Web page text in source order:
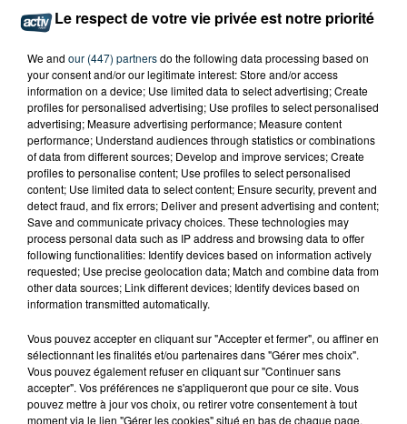
RN488 : LES TRAVAUX SONT TERMINÉS, APRÈS
4 MOIS DE GALÈRE
Le respect de votre vie privée est notre priorité
We and our (447) partnersdo the following data processing based on
your consent and/or our legitimate interest: Store and/or access
information on a device; Use limited data to select advertising; Create
profiles for personalised advertising; Use profiles to select personalised
advertising; Measure advertising performance; Measure content
performance; Understand audiences through statistics or combinations
of data from different sources; Develop and improve services; Create
profiles to personalise content; Use profiles to select personalised
content; Use limited data to select content; Ensure security, prevent and
detect fraud, and fix errors; Deliver and present advertising and content;
Save and communicate privacy choices. These technologies may
process personal data such as IP address and browsing data to offer
following functionalities: Identify devices based on information actively
requested; Use precise geolocation data; Match and combine data from
other data sources; Link different devices; Identify devices based on
information transmitted automatically.
Vous pouvez accepter en cliquant sur "Accepter et fermer", ou affiner en
sélectionnant les finalités et/ou partenaires dans "Gérer mes choix".
Vous pouvez également refuser en cliquant sur "Continuer sans
accepter". Vos préférences ne s'appliqueront que pour ce site. Vous
pouvez mettre à jour vos choix, ou retirer votre consentement à tout
moment via le lien "Gérer les cookies" situé en bas de chaque page.